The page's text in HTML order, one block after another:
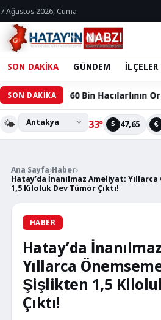
7 Ağustos 2026, Cuma
SON DAKİKA GÜNDEM İLÇELER
SON DAKİKA
Bin Hacılarlının Ortak Talebi:
🌤️ 33° $ 47,65 €
Ana Sayfa›Haber›
Hatay’da İnanılmaz Ameliyat:
1,5 Kiloluk Dev Tümör Çıktı!
HABER
Hatay’da
Yıllarca
Şişlikten 1,5
Çıktı!